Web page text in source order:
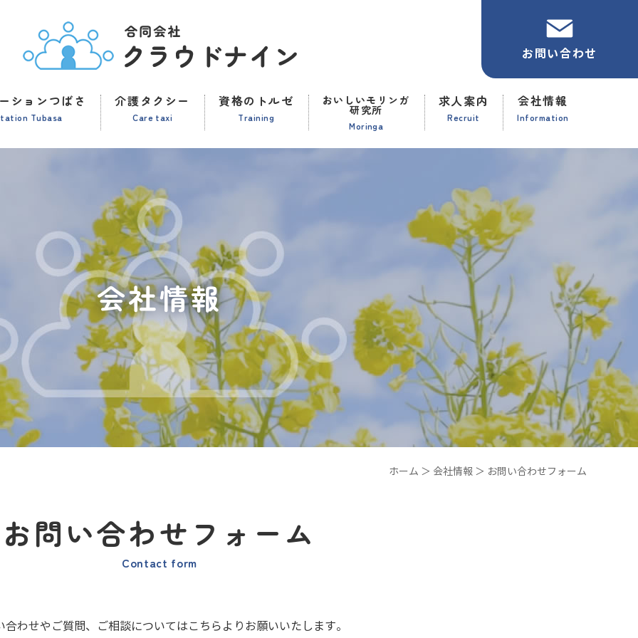
ションつばさ
Tubasa
介護タクシー
Care taxi
資格のトルゼ
Training
おいしいモリンガ
研究所
Moringa
求人案内
Recruit
会社情報
Information
お問い合わせ
会社情報
ホーム ＞ 会社情報 ＞ お問い合わせフォーム
お問い合わせフォーム
Contact form
合わせやご質問、ご相談についてはこちらよりお願いいたします。